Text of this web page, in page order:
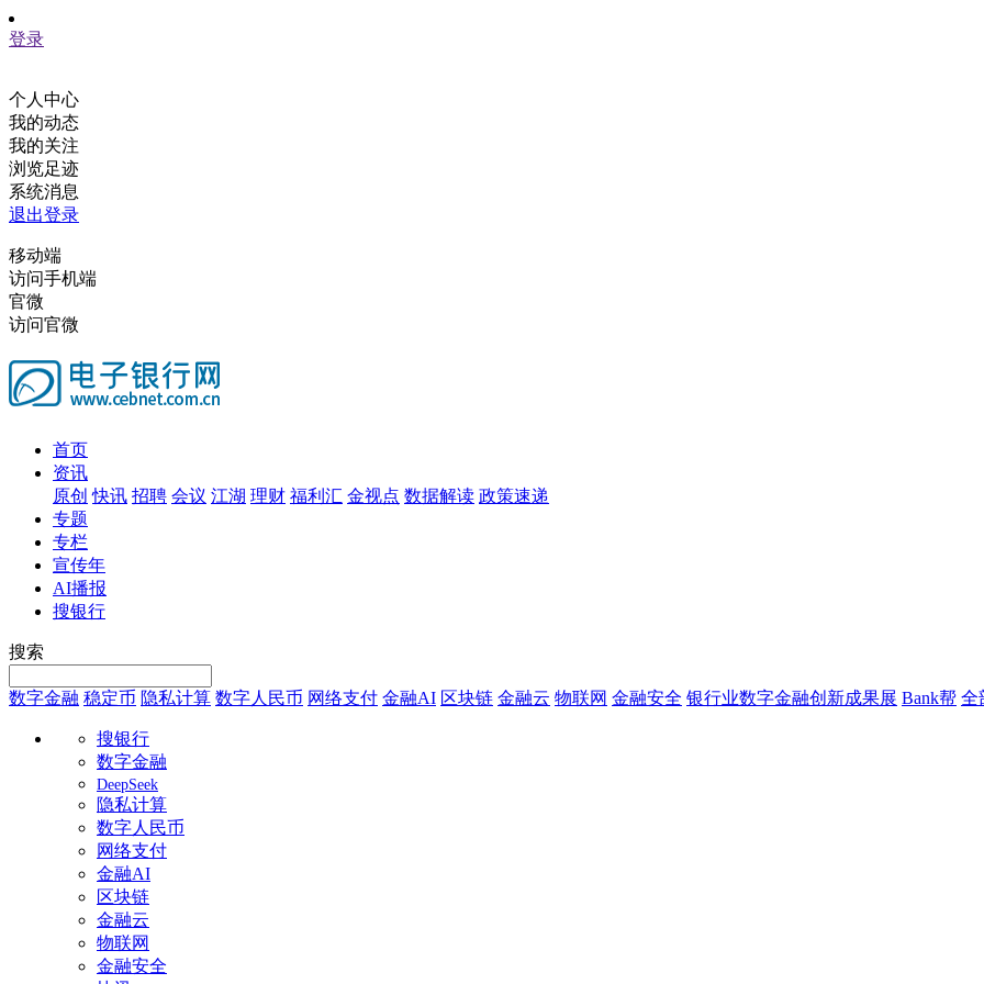
登录
个人中心
我的动态
我的关注
浏览足迹
系统消息
退出登录
移动端
访问手机端
官微
访问官微
首页
资讯
原创 快讯 招聘 会议 江湖 理财 福利汇 金视点 数据解读 政策速递
专题
专栏
宣传年
AI播报
搜银行
搜索
数字金融 稳定币 隐私计算 数字人民币 网络支付 金融AI 区块链 金融云 物联网 金融安全 银行业数字金融创新成果展 Bank帮 全
搜银行
数字金融
DeepSeek
隐私计算
数字人民币
网络支付
金融AI
区块链
金融云
物联网
金融安全